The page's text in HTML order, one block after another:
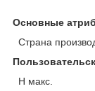
Основные
Страна
H макс.